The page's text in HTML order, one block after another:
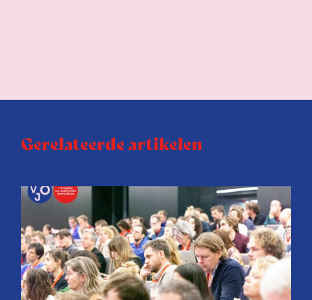
Gerelateerde artikelen